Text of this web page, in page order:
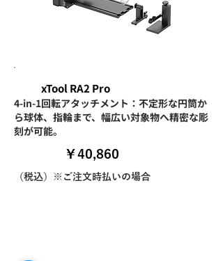
xTool RA2 Pro
4-in-1回転アタッチメント：不定形な円筒か
ら球体、指輪まで、幅広い対象物へ精密な彫
刻が可能。
​￥40,860
（税込）※ご注文時払いの場合